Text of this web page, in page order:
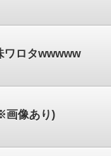
ワロタwwwww
画像あり)